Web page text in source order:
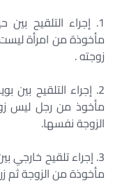
1. إجراء التلقيح
مأخوذة من امرأة
زوجته .
2. إجراء التلقيح
مأخوذ من رجل ليس
الزوجة نفسها.
3. إجراء تلقيح
مأخوذة من الزوجة ثم